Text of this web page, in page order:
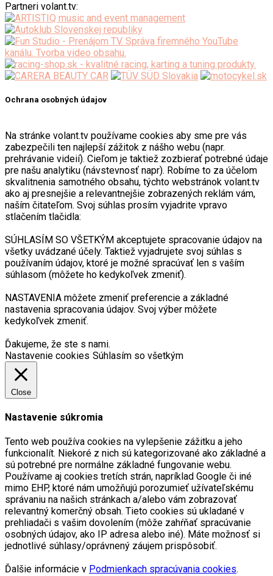
Partneri volant.tv:
Ochrana osobných údajov
Na stránke volant.tv používame cookies aby sme pre vás
zabezpečili ten najlepší zážitok z nášho webu (napr.
prehrávanie videií). Cieľom je taktiež zozbierať potrebné údaje
pre našu analytiku (návstevnosť napr). Robíme to za účelom
skvalitnenia samotného obsahu, týchto webstránok volant.tv
ako aj presnejšie a relevantnejšie zobrazených reklám vám,
naším čitateľom. Svoj súhlas prosím vyjadrite vpravo
stlačením tlačidla:
SÚHLASÍM SO VŠETKÝM akceptujete spracovanie údajov na
všetky uvádzané účely. Taktiež vyjadrujete svoj súhlas s
používaním údajov, ktoré je možné spracúvať len s vaším
súhlasom (môžete ho kedykoľvek zmeniť).
NASTAVENIA môžete zmeniť preferencie a základné
nastavenia spracovania údajov. Svoj výber môžete
kedykoľvek zmeniť.
Ďakujeme, že ste s nami.
Nastavenie cookies Súhlasím so všetkým
Close
Nastavenie súkromia
Tento web používa cookies na vylepšenie zážitku a jeho
funkcionalít. Niekoré z nich sú kategorizované ako základné a
sú potrebné pre normálne základné fungovanie webu.
Používame aj cookies tretích strán, napríklad Google či iné
mimo EHP, ktoré nám umožňujú porozumieť užívateľskému
správaniu na našich stránkach a/alebo vám zobrazovať
relevantný komerčný obsah. Tieto cookies sú ukladané v
prehliadači s vašim dovolením (môže zahŕňať spracúvanie
osobných údajov, ako IP adresa alebo iné). Máte možnosť si
jednotlivé súhlasy/oprávnený záujem prispôsobiť.
Ďalšie informácie v Podmienkach spracúvania cookies.